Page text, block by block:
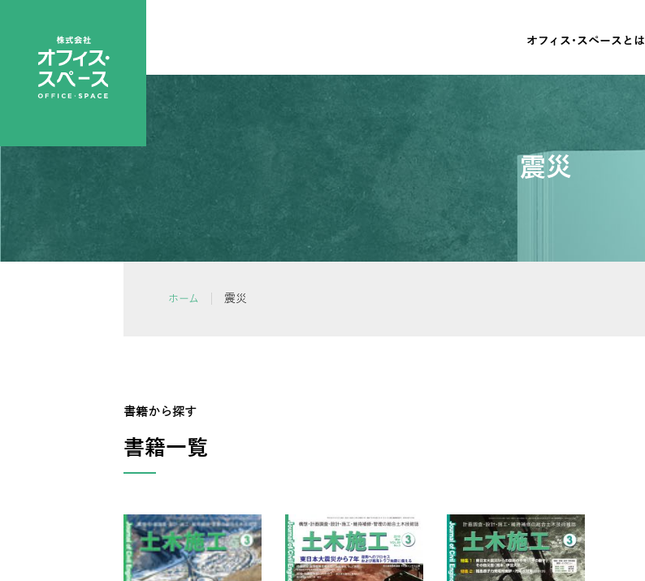
オフィス･スペースとは
震災
ホーム 震災
書籍から探す
書籍一覧